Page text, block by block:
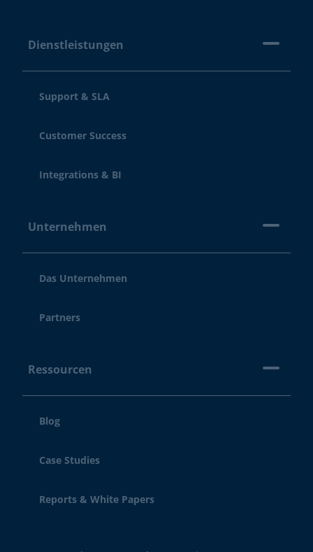
Dienstleistungen
Support & SLA
Customer Success
Integrations & BI
Unternehmen
Das Unternehmen
Partners
Ressourcen
Blog
Case Studies
Reports & White Papers